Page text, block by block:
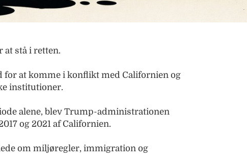
stå i retten.
for at komme i konflikt med Californien og
institutioner.
alene, blev Trump-administrationen
og 2021 af Californien.
om miljøregler, immigration og